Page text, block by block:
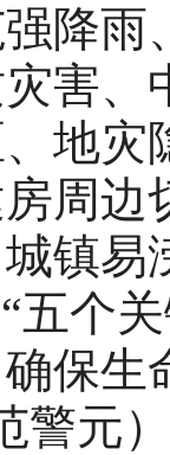
降雨
害
地灾
周边
镇
五个
保生
警元